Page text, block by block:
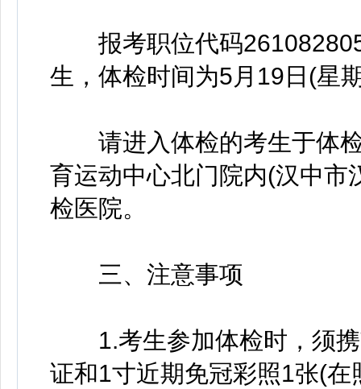
报考职位代码
生，体检时间为5月19日(星
请进入体检的考生于体检
育运动中心北门院内(汉中市
检医院。
三、注意事项
1.考生参加体检时，须携
证和1寸近期免冠彩照1张(